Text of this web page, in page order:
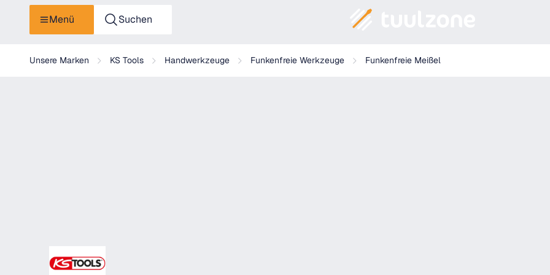
Menü Suchen
Unsere Marken KS Tools Handwerkzeuge Funkenfreie Werkzeuge Funkenfreie Meißel
KS Tools BRONZEplus Maurermeißel